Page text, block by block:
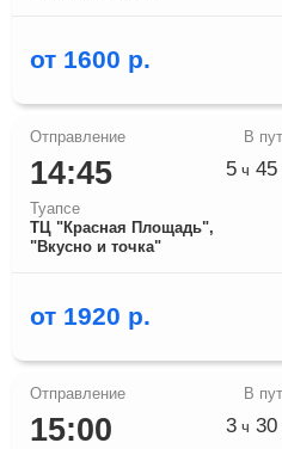
от 1600 р.
14:45
Туапсе
ТЦ "Красная Площадь",
"Вкусно и точка"
5 ч 45
от 1920 р.
15:00 3 ч 30